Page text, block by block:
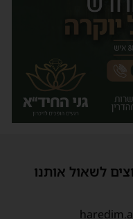
לשאול אותנו